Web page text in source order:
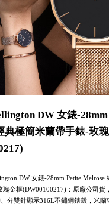
DW 女錶-
典極簡米蘭帶手錶-玫
DW 女錶-28mm Petite Melrose
瑰金框(DW00100217)：原廠公司貨
分雙針顯示316L不鏽鋼錶殼，米蘭